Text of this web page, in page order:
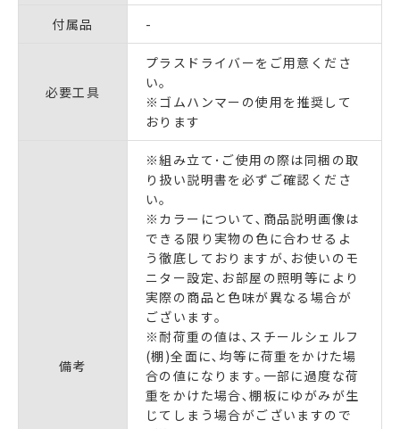
付属品 -
必要工具
プラスドライバーをご用意くださ
い。
※ゴムハンマーの使用を推奨して
おります
備考
※組み立て･ご使用の際は同梱の取
り扱い説明書を必ずご確認くださ
い｡
※カラーについて､商品説明画像は
できる限り実物の色に合わせるよ
う徹底しておりますが､お使いのモ
ニター設定､お部屋の照明等により
実際の商品と色味が異なる場合が
ございます｡
※耐荷重の値は､スチールシェルフ
(棚)全面に､均等に荷重をかけた場
合の値になります｡一部に過度な荷
重をかけた場合､棚板にゆがみが生
じてしまう場合がございますので